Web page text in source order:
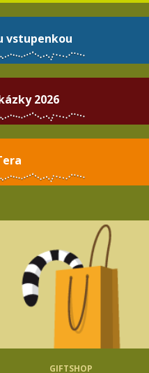
vstupenkou
2026
GIFTSHOP